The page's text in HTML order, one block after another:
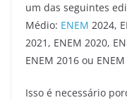
um das seguintes
Médio: ENEM 2024,
2021, ENEM 2020,
ENEM 2016 ou
Isso é necessário